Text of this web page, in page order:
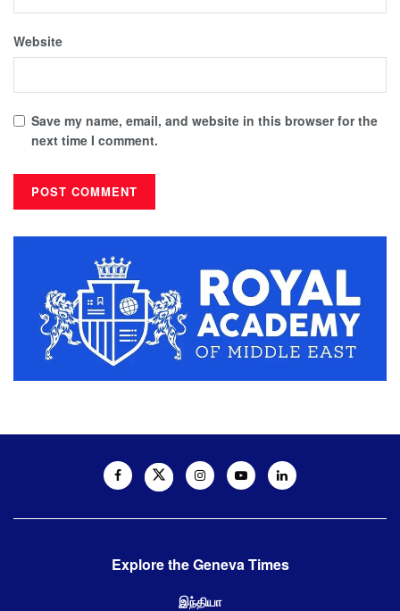
Website
Save my name, email, and website in this browser for the
next time I comment.
Explore the Geneva Times
இந்தியா